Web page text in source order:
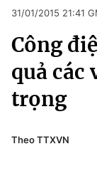
Chuyên mục
Chính trị
Xã hội
Pháp luật
Kinh tế
Thể thao
Truyền
Văn hóa
31/01/2015 21:41
Công
quả các
trọng
Theo TTXVN